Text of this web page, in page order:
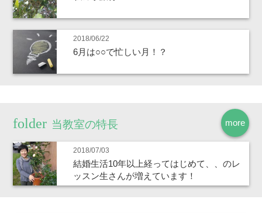
2018/06/22
6月は○○で忙しい月！？
more
当教室の特長
2018/07/03
結婚生活10年以上経ってはじめて、、のレ
ッスン生さんが増えています！